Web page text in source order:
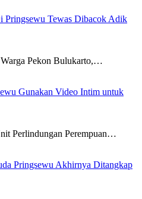
Pringsewu Tewas Dibacok Adik
Pekon Bulukarto,…
Gunakan Video Intim untuk
Perlindungan Perempuan…
Pringsewu Akhirnya Ditangkap